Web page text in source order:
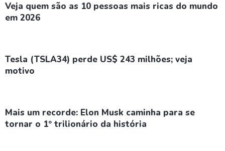
Veja quem são as 10 pessoas mais ricas do mundo
em 2026
Tesla (TSLA34) perde US$ 243 milhões; veja
motivo
Mais um recorde: Elon Musk caminha para se
tornar o 1º trilionário da história